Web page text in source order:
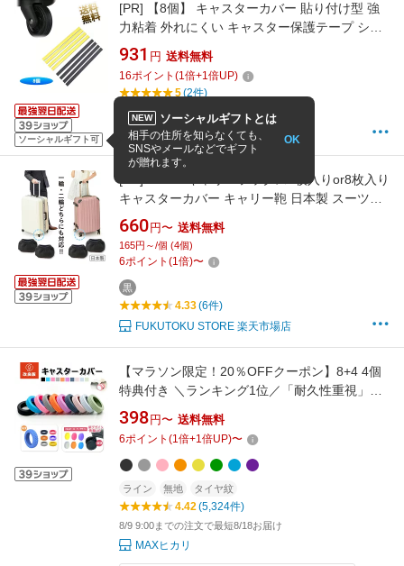
ソーシャルギフト可
[PR]
【8個】 キャスターカバー 貼り付け型 強
力粘着 外れにくい キャスター保護テープ シリ
コン ゴム製 騒音低減 振動低減 汚れ防止 傷つけ
にくい カット可能 荷物用ホイールカバー 旅行
用 保護用 約20cm×12mm ブラック
931 円 送料無料
16ポイント (1倍+1倍UP)
5(2件)
14時までのご注文で当日出荷
オーディオファンテック
[PR]
#5656 キャリーソックス4枚入りor8枚入り
キャスターカバー キャリー鞄 日本製 スーツケ
ースタイヤカバー キャスターソックス 黒 旅行
便利 送料無料 スーツケース タイヤカバー キャ
スター 袋 キャリー 汚れカバー 靴下 スーツケー
660 円〜 送料無料
165円～/個 (4個)
6ポイント (1倍)〜
黒
4.33(6件)
FUKUTOKU STORE 楽天市場店
【マラソン限定！20％OFFクーポン】8+4 4個
特典付き ＼ランキング1位／「耐久性重視」
「最短当日発送」静音 キャスターカバー スト
ッパー スーツケース カバー キャスター 椅子脚
カバー キャスターストッパー 傷防止 固定 騒音
抑える キャップ キャスター台 汚れにくい
398 円〜 送料無料
6ポイント (1倍+1倍UP)〜
ライン 無地 タイヤ紋
4.42(5,324件)
8/9 9:00までの注文で最短8/18お届け
MAXヒカリ
NEW ソーシャルギフトとは
相手の住所を知らなくても、
SNSやメールなどでギフト
が贈れます。
OK